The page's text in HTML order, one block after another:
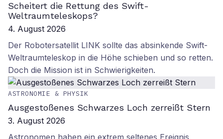
Scheitert die Rettung des Swift-
Weltraumteleskops?
4. August 2026
Der Robotersatellit LINK sollte das absinkende Swift-
Weltraumteleskop in die Höhe schieben und so retten.
Doch die Mission ist in Schwierigkeiten.
ASTRONOMIE & PHYSIK
Ausgestoßenes Schwarzes Loch zerreißt Stern
3. August 2026
Astronomen haben ein extrem seltenes Ereignis